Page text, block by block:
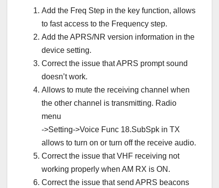
Add the Freq Step in the key function, allows
to fast access to the Frequency step.
Add the APRS/NR version information in the
device setting.
Correct the issue that APRS prompt sound
doesn’t work.
Allows to mute the receiving channel when
the other channel is transmitting. Radio
menu
->Setting->Voice Func 18.SubSpk in TX
allows to turn on or turn off the receive audio.
Correct the issue that VHF receiving not
working properly when AM RX is ON.
Correct the issue that send APRS beacons